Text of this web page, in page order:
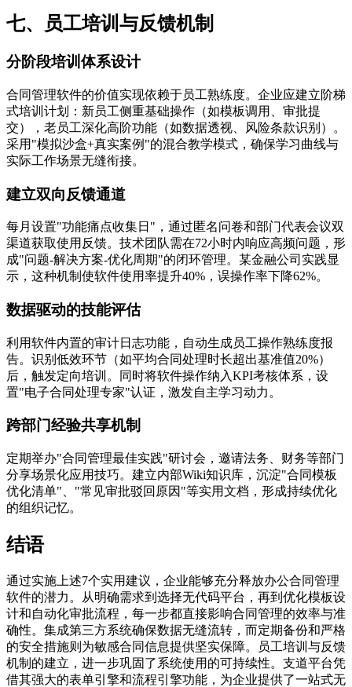
七、员工培训与反馈机制
分阶段培训体系设计
合同管理软件的价值实现依赖于员工熟练度。企业应建立阶梯
式培训计划：新员工侧重基础操作（如模板调用、审批提
交），老员工深化高阶功能（如数据透视、风险条款识别）。
采用"模拟沙盒+真实案例"的混合教学模式，确保学习曲线与
实际工作场景无缝衔接。
建立双向反馈通道
每月设置"功能痛点收集日"，通过匿名问卷和部门代表会议双
渠道获取使用反馈。技术团队需在72小时内响应高频问题，形
成"问题-解决方案-优化周期"的闭环管理。某金融公司实践显
示，这种机制使软件使用率提升40%，误操作率下降62%。
数据驱动的技能评估
利用软件内置的审计日志功能，自动生成员工操作熟练度报
告。识别低效环节（如平均合同处理时长超出基准值20%）
后，触发定向培训。同时将软件操作纳入KPI考核体系，设
置"电子合同处理专家"认证，激发自主学习动力。
跨部门经验共享机制
定期举办"合同管理最佳实践"研讨会，邀请法务、财务等部门
分享场景化应用技巧。建立内部Wiki知识库，沉淀"合同模板
优化清单"、"常见审批驳回原因"等实用文档，形成持续优化
的组织记忆。
结语
通过实施上述7个实用建议，企业能够充分释放办公合同管理
软件的潜力。从明确需求到选择无代码平台，再到优化模板设
计和自动化审批流程，每一步都直接影响合同管理的效率与准
确性。集成第三方系统确保数据无缝流转，而定期备份和严格
的安全措施则为敏感合同信息提供坚实保障。员工培训与反馈
机制的建立，进一步巩固了系统使用的可持续性。支道平台凭
借其强大的表单引擎和流程引擎功能，为企业提供了一站式无